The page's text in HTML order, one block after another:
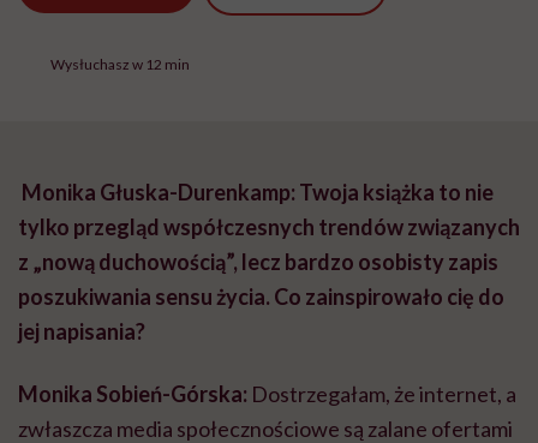
Wysłuchasz w 12 min
Monika Głuska-Durenkamp: Twoja książka to nie
tylko przegląd współczesnych trendów związanych
z „nową duchowością”, lecz bardzo osobisty zapis
poszukiwania sensu życia. Co zainspirowało cię do
jej napisania?
Monika Sobień-Górska: Dostrzegałam, że internet, a
zwłaszcza media społecznościowe są zalane ofertami